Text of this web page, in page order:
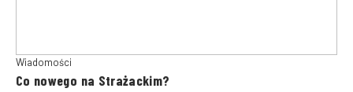
Wiadomości
Co nowego na Strażackim?